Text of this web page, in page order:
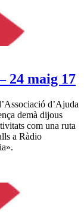
24 maig 17
d’Ajuda
demà dijous
com una ruta
a Ràdio